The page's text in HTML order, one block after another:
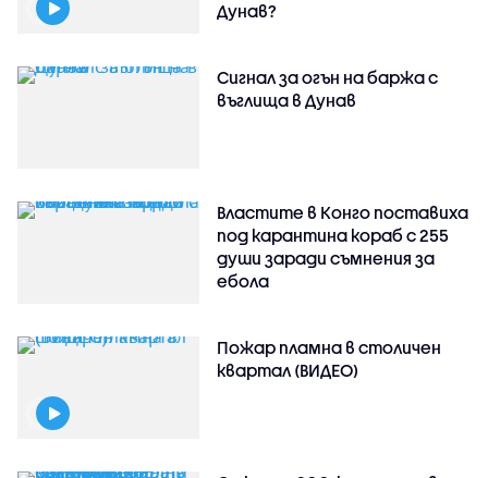
Дунав?
Сигнал за огън на баржа с
въглища в Дунав
Властите в Конго поставиха
под карантина кораб с 255
души заради съмнения за
ебола
Пожар пламна в столичен
квартал (ВИДЕО)